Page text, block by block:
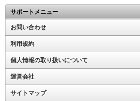
サポートメニュー
お問い合わせ
利用規約
個人情報の取り扱いについて
運営会社
サイトマップ